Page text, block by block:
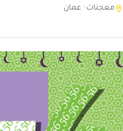
معجنات · عمان